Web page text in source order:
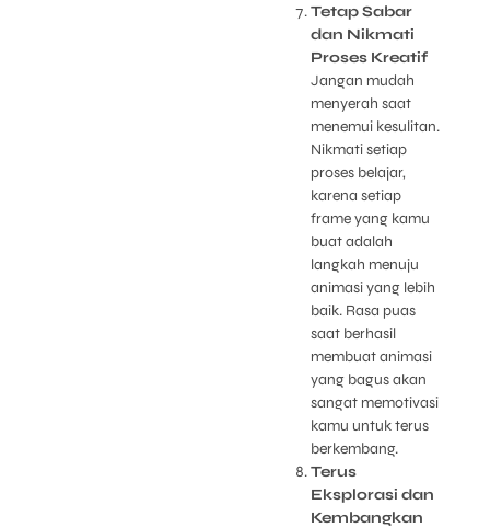
Tetap Sabar
dan Nikmati
Proses Kreatif
Jangan mudah
menyerah saat
menemui kesulitan.
Nikmati setiap
proses belajar,
karena setiap
frame yang kamu
buat adalah
langkah menuju
animasi yang lebih
baik. Rasa puas
saat berhasil
membuat animasi
yang bagus akan
sangat memotivasi
kamu untuk terus
berkembang.
Terus
Eksplorasi dan
Kembangkan